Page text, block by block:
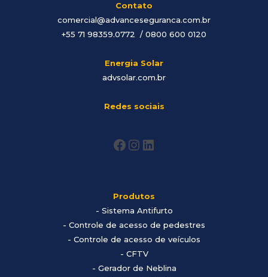
Contato
comercial@advanceseguranca.com.br
+55 71 98359.0772 / 0800 600 0120
Energia Solar
advsolar.com.br
Redes sociais
Produtos
- Sistema Antifurto
- Controle de acesso de pedestres
- Controle de acesso de veículos
- CFTV
- Gerador de Neblina